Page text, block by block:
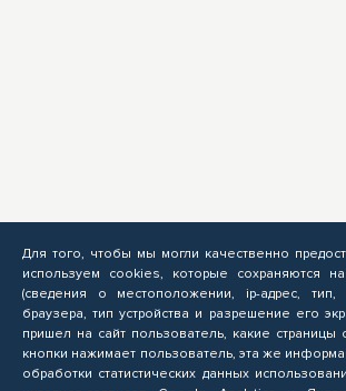
Для того, чтобы мы могли качественно
используем cookies, которые сохраняются
(сведения о местоположении, ip-адрес,
браузера, тип устройства и разрешение его
пришел на сайт пользователь, какие страницы
кнопки нажимает пользователь, эта же
обработки статистических данных